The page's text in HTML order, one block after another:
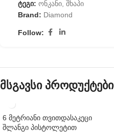
ტეგი: ონკანი შხაპი
Brand: Diamond
Follow:
მსგავსი პროდუქტები
6 მეტრიანი თვითდასაკეცი
შლანგი პისტოლეტით